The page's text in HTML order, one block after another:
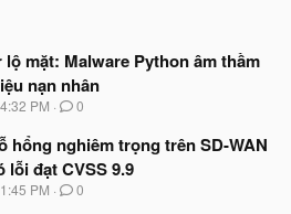
lộ mặt: Malware Python âm thầm
nạn nhân
PM 0
hổng nghiêm trọng trên SD-WAN
lỗi đạt CVSS 9.9
PM 0